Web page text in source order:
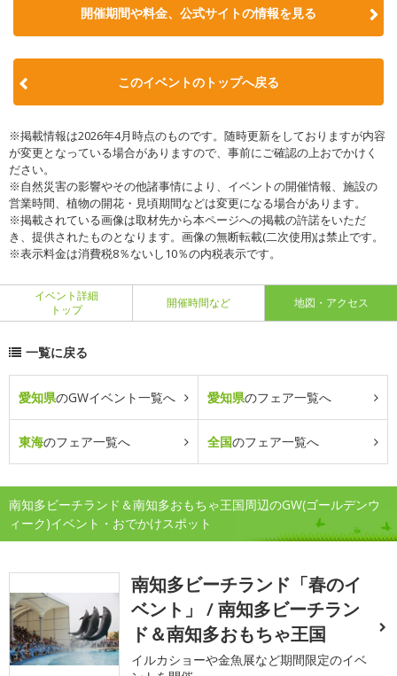
開催期間や料金、公式サイトの情報を見る
このイベントのトップへ戻る
※掲載情報は2026年4月時点のものです。随時更新をしておりますが内容
が変更となっている場合がありますので、事前にご確認の上おでかけく
ださい。
※自然災害の影響やその他諸事情により、イベントの開催情報、施設の
営業時間、植物の開花・見頃期間などは変更になる場合があります。
※掲載されている画像は取材先から本ページへの掲載の許諾をいただ
き、提供されたものとなります。画像の無断転載(二次使用)は禁止です。
※表示料金は消費税8％ないし10％の内税表示です。
イベント詳細
トップ
開催時間など 地図・アクセス
一覧に戻る
愛知県のGWイベント一覧へ 愛知県のフェア一覧へ
東海のフェア一覧へ 全国のフェア一覧へ
南知多ビーチランド＆南知多おもちゃ王国周辺のGW(ゴールデンウ
ィーク)イベント・おでかけスポット
南知多ビーチランド「春のイ
ベント」 / 南知多ビーチラン
ド＆南知多おもちゃ王国
イルカショーや金魚展など期間限定のイベ